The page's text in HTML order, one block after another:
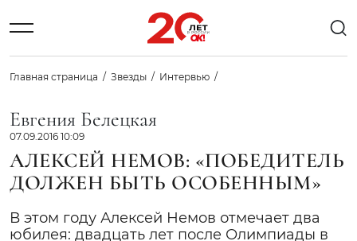
Главная страница Звезды Интервью
Евгения Белецкая
07.09.2016 10:09
АЛЕКСЕЙ НЕМОВ: «ПОБЕДИТЕЛЬ
ДОЛЖЕН БЫТЬ ОСОБЕННЫМ»
В этом году Алексей Немов отмечает два
юбилея: двадцать лет после Олимпиады в